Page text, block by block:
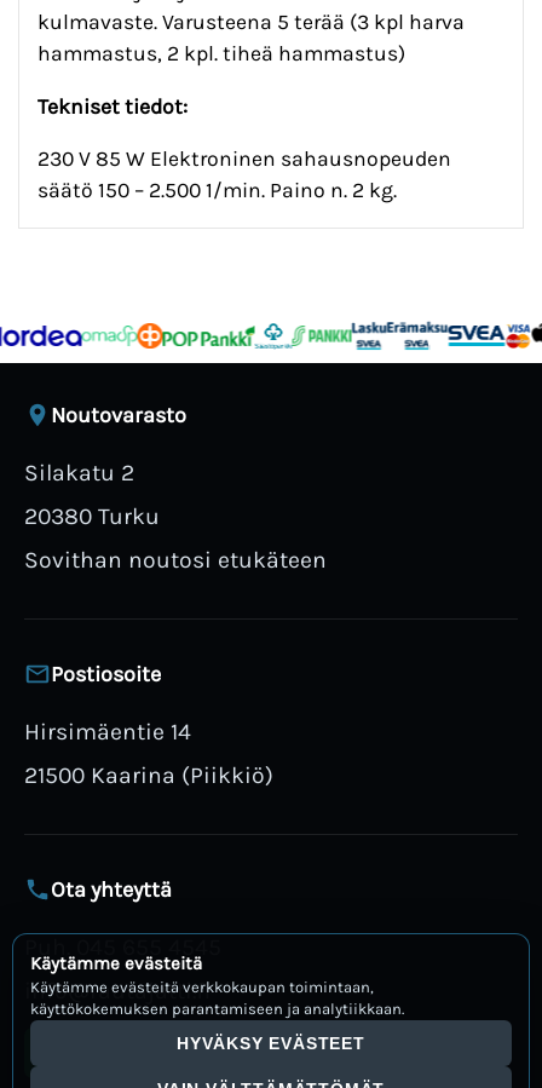
kulmavaste. Varusteena 5 terää (3 kpl harva
hammastus, 2 kpl. tiheä hammastus)
Tekniset tiedot:
230 V 85 W Elektroninen sahausnopeuden
säätö 150 – 2.500 1/min. Paino n. 2 kg.
Noutovarasto
Silakatu 2
20380 Turku
Sovithan noutosi etukäteen
Postiosoite
Hirsimäentie 14
21500 Kaarina (Piikkiö)
Ota yhteyttä
info@rautajatti.fi
Avaa WhatsApp
Käytämme evästeitä
Käytämme evästeitä verkkokaupan toimintaan,
käyttökokemuksen parantamiseen ja analytiikkaan.
HYVÄKSY EVÄSTEET